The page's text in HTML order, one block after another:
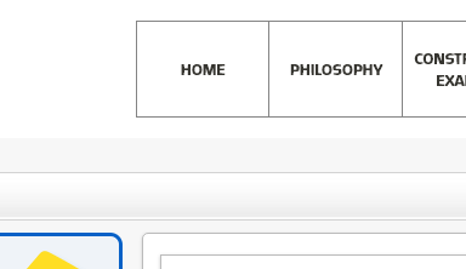
エスケークルー) > お客様の声一覧 > S様